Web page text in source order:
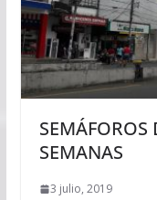
SEMÁFOROS
SEMANAS
3 julio, 2019